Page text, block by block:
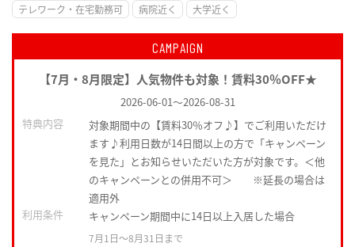
テレワーク・在宅勤務可
病院近く 大学近く
CAMPAIGN
【7月・8月限定】人気物件も対象！賃料30％OFF★
2026-06-01～2026-08-31
特典内容
対象期間中の【賃料30％オフ♪】でご利用いただけ
ます♪利用日数が14日間以上の方で「キャンペーン
を見た」とお知らせいただいた方が対象です。＜他
のキャンペーンとの併用不可＞ ※延長の場合は
適用外
利用条件
キャンペーン期間中に14日以上入居した場合
7月1日〜8月31日まで